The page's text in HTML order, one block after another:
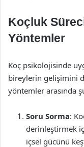
Koçluk
Yöntemler
Koç psikolojisinde
bireylerin gelişimini
yöntemler arasında
Soru Sorma:
derinleştirmek
içsel gücünü